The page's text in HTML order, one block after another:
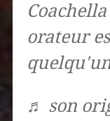
orateur
♬ son